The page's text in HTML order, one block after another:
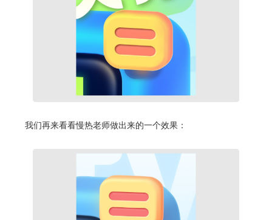
我们再来看看慢热老师做出来的一个效果：